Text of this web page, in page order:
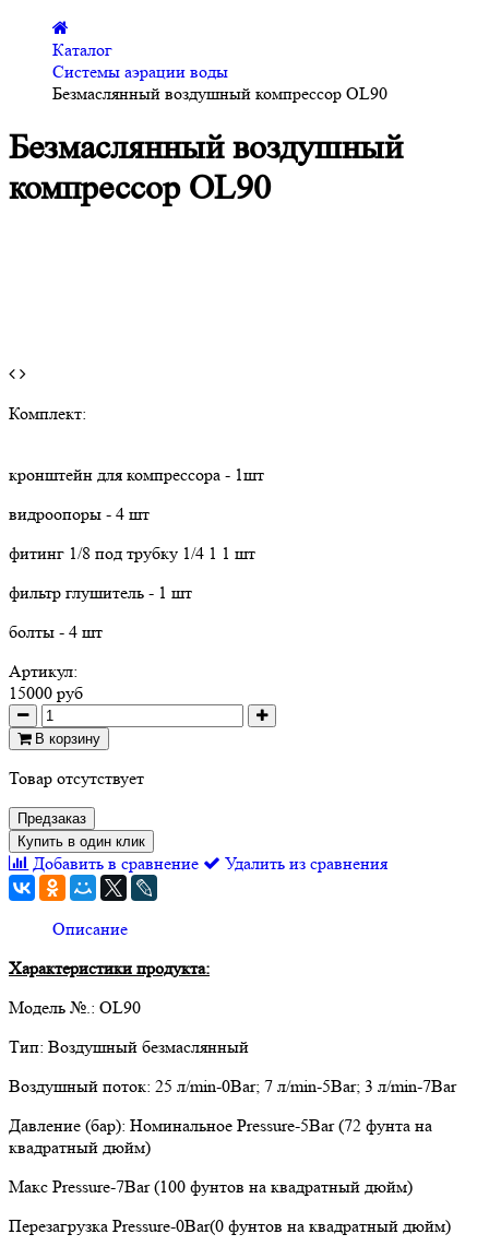
Каталог
Системы аэрации воды
Безмаслянный воздушный компрессор OL90
Безмаслянный воздушный
компрессор OL90
Комплект:
кронштейн для компрессора - 1шт
видроопоры - 4 шт
фитинг 1/8 под трубку 1/4 1 1 шт
фильтр глушитель - 1 шт
болты - 4 шт
Артикул:
15000 руб
В корзину
Товар отсутствует
Предзаказ
Купить в один клик
Добавить в сравнение Удалить из сравнения
Описание
Характеристики продукта:
Модель №.: OL90
Тип: Воздушный безмаслянный
Воздушный поток: 25 л/min-0Bar; 7 л/min-5Bar; 3 л/min-7Bar
Давление (бар): Номинальное Pressure-5Bar (72 фунта на
квадратный дюйм)
Макс Pressure-7Bar (100 фунтов на квадратный дюйм)
Перезагрузка Pressure-0Bar(0 фунтов на квадратный дюйм)